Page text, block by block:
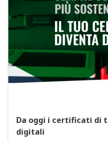
Da oggi i certificati di
digitali